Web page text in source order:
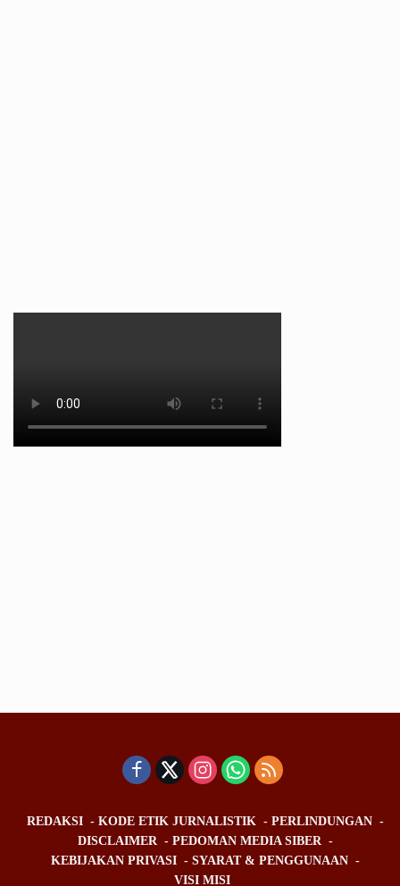
REDAKSI KODE ETIK JURNALISTIK
PERLINDUNGAN
DISCLAIMER
PEDOMAN MEDIA SIBER
KEBIJAKAN PRIVASI
SYARAT & PENGGUNAAN
VISI MISI